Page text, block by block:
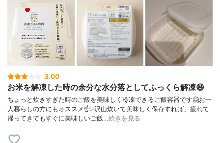
3.00
お米を解凍した時の余分な水分落としてふっくら解凍😆
ちょっと炊きすぎた時のご飯を美味しく冷凍できるご飯容器です🤗お一
人暮らしの方にもオススメ☝️✨沢山炊いて美味しく保存すれば、疲れて
帰ってきてもすぐに美味しいご飯…続きを見る